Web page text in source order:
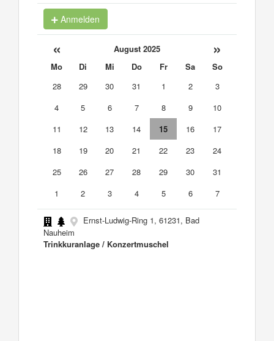
Anmelden
« August 2025 »
Mo Di Mi Do Fr Sa
So
28
29 30 31 1 2
3
4
5 6 7 8 9
10
11
12 13 14 15 16
17
18
19 20 21 22 23
24
25
26 27 28 29 30
31
1
2 3 4 5 6 7
Ernst-Ludwig-Ring 1, 61231, Bad
Nauheim
Trinkkuranlage / Konzertmuschel